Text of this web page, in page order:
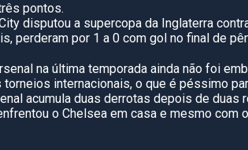
pontos.
disputou a supercopa da Inglaterra
perderam por 1 a 0 com gol no final de
na última temporada ainda não foi
internacionais, o que é péssimo
acumula duas derrotas depois de duas
o Chelsea em casa e mesmo com